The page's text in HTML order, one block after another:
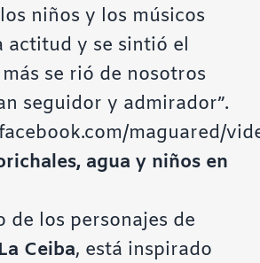
niños y los músicos
y se sintió el
se rió de nosotros
seguidor y admirador”.
maguared/
agua y niños en
de los personajes de
Ceiba, está inspirado